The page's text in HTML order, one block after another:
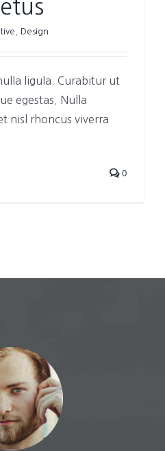
Design
ligula. Curabitur ut
egestas. Nulla
nisl rhoncus viverra
0